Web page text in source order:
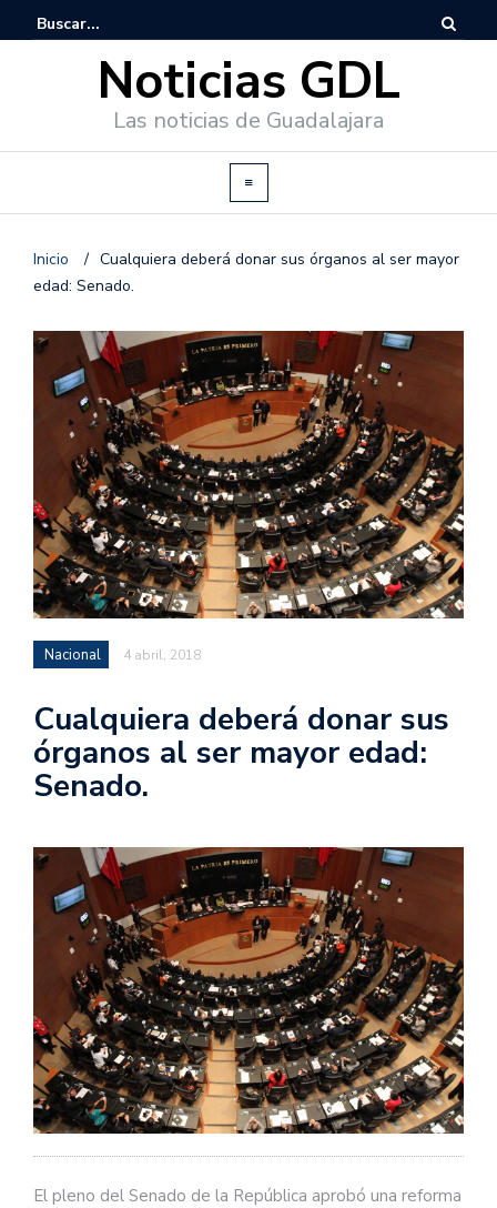
Noticias GDL
Las noticias de Guadalajara
Inicio / Cualquiera deberá donar sus órganos al ser mayor
edad: Senado.
Nacional 4 abril, 2018
Cualquiera deberá donar sus
órganos al ser mayor edad:
Senado.
El pleno del Senado de la República aprobó una reforma